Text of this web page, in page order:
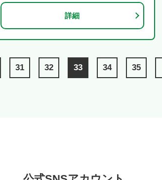
詳細
31 32 33 34 35